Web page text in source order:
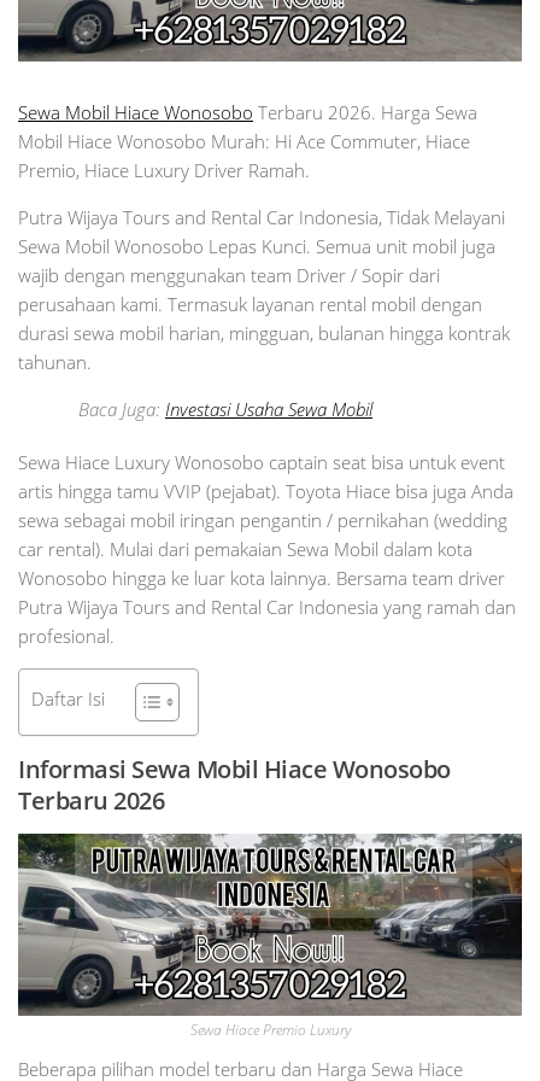
Sewa Mobil Hiace Wonosobo Terbaru 2026. Harga Sewa
Mobil Hiace Wonosobo Murah: Hi Ace Commuter, Hiace
Premio, Hiace Luxury Driver Ramah.
Putra Wijaya Tours and Rental Car Indonesia, Tidak Melayani
Sewa Mobil Wonosobo Lepas Kunci. Semua unit mobil juga
wajib dengan menggunakan team Driver / Sopir dari
perusahaan kami. Termasuk layanan rental mobil dengan
durasi sewa mobil harian, mingguan, bulanan hingga kontrak
tahunan.
Baca Juga: Investasi Usaha Sewa Mobil
Sewa Hiace Luxury Wonosobo captain seat bisa untuk event
artis hingga tamu VVIP (pejabat). Toyota Hiace bisa juga Anda
sewa sebagai mobil iringan pengantin / pernikahan (wedding
car rental). Mulai dari pemakaian Sewa Mobil dalam kota
Wonosobo hingga ke luar kota lainnya. Bersama team driver
Putra Wijaya Tours and Rental Car Indonesia yang ramah dan
profesional.
Daftar Isi
Informasi Sewa Mobil Hiace Wonosobo
Terbaru 2026
Sewa Hiace Premio Luxury
Beberapa pilihan model terbaru dan Harga Sewa Hiace